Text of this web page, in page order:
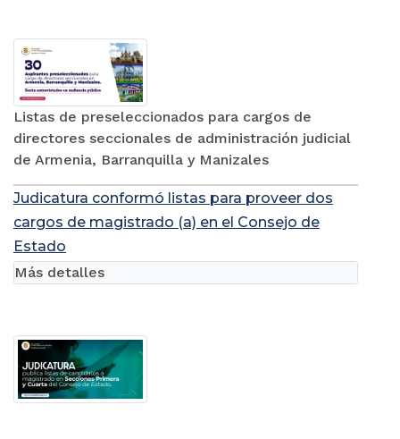
Listas de preseleccionados para cargos de
directores seccionales de administración judicial
de Armenia, Barranquilla y Manizales
Judicatura conformó listas para proveer dos
cargos de magistrado (a) en el Consejo de
Estado
Más detalles